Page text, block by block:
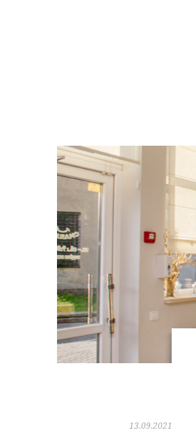
13.09.2021